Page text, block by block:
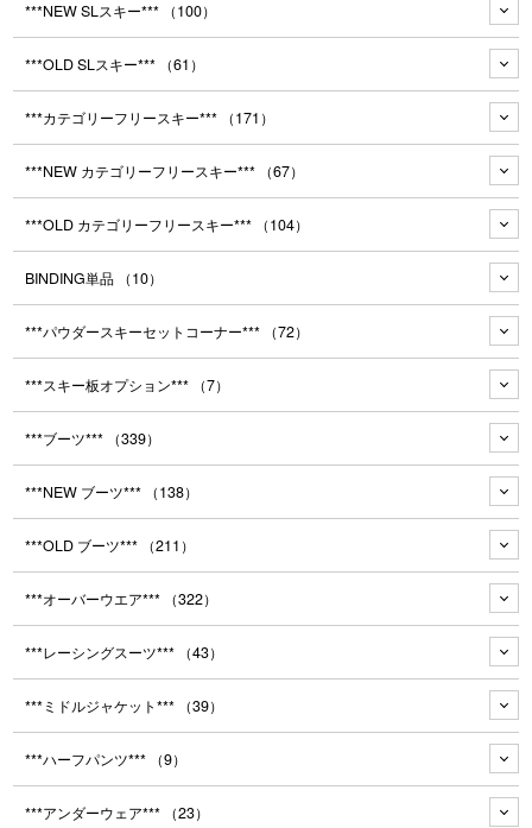
***NEW SLスキー*** （100）
***OLD SLスキー*** （61）
***カテゴリーフリースキー*** （171）
***NEW カテゴリーフリースキー*** （67）
***OLD カテゴリーフリースキー*** （104）
BINDING単品 （10）
***パウダースキーセットコーナー*** （72）
***スキー板オプション*** （7）
***ブーツ*** （339）
***NEW ブーツ*** （138）
***OLD ブーツ*** （211）
***オーバーウエア*** （322）
***レーシングスーツ*** （43）
***ミドルジャケット*** （39）
***ハーフパンツ*** （9）
***アンダーウェア*** （23）